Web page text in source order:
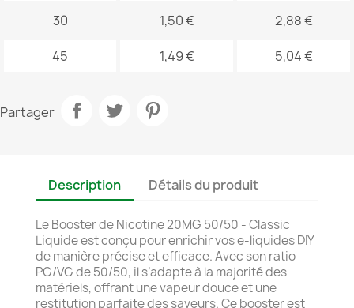
30 1,50 € 2,88 €
45 1,49 € 5,04 €
Partager
Description Détails du produit
Le Booster de Nicotine 20MG 50/50 - Classic
Liquide est conçu pour enrichir vos e-liquides DIY
de manière précise et efficace. Avec son ratio
PG/VG de 50/50, il s’adapte à la majorité des
matériels, offrant une vapeur douce et une
restitution parfaite des saveurs. Ce booster est